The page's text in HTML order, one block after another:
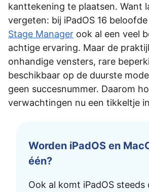
kanttekening te plaatsen. Want
vergeten: bij iPadOS 16
Stage Manager ook al een veel
achtige ervaring. Maar de
onhandige vensters, rare
beschikbaar op de duurste
geen succesnummer. Daarom
verwachtingen nu een tikkeltje
Worden iPadOS en
één?
Ook al komt iPadOS steeds